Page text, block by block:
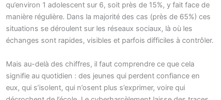
qu’environ 1 adolescent sur 6, soit près de 15%, y fait face de
manière régulière. Dans la majorité des cas (près de 65%) ces
situations se déroulent sur les réseaux sociaux, là où les
échanges sont rapides, visibles et parfois difficiles à contrôler.
Mais au-delà des chiffres, il faut comprendre ce que cela
signifie au quotidien : des jeunes qui perdent confiance en
eux, qui s’isolent, qui n’osent plus s’exprimer, voire qui